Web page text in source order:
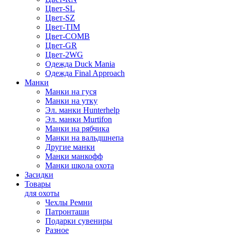
Цвет-SL
Цвет-SZ
Цвет-TIM
Цвет-COMB
Цвет-GR
Цвет-2WG
Одежда Duck Mania
Одежда Final Approach
Манки
Манки на гуся
Манки на утку
Эл. манки Hunterhelp
Эл. манки Murtifon
Манки на рябчика
Манки на вальдшнепа
Другие манки
Манки манкофф
Манки школа охота
Засидки
Товары
для охоты
Чехлы Ремни
Патронташи
Подарки сувениры
Разное